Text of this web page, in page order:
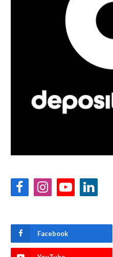
FacebookInstagramYouTubeLinkedIn
Facebook